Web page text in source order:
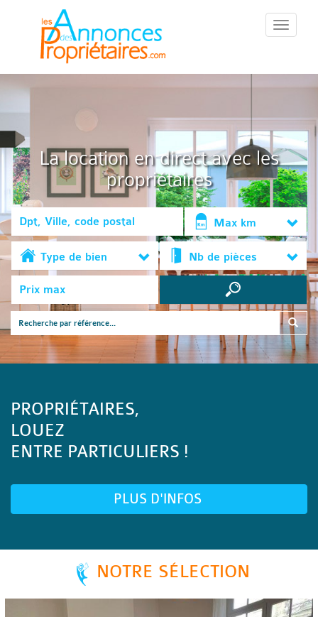
::Menu::
La location en direct avec les
propriétaires
Max km
Type de bien Nb de pièces
PROPRIÉTAIRES,
LOUEZ
ENTRE PARTICULIERS !
PLUS D'INFOS
NOTRE SÉLECTION